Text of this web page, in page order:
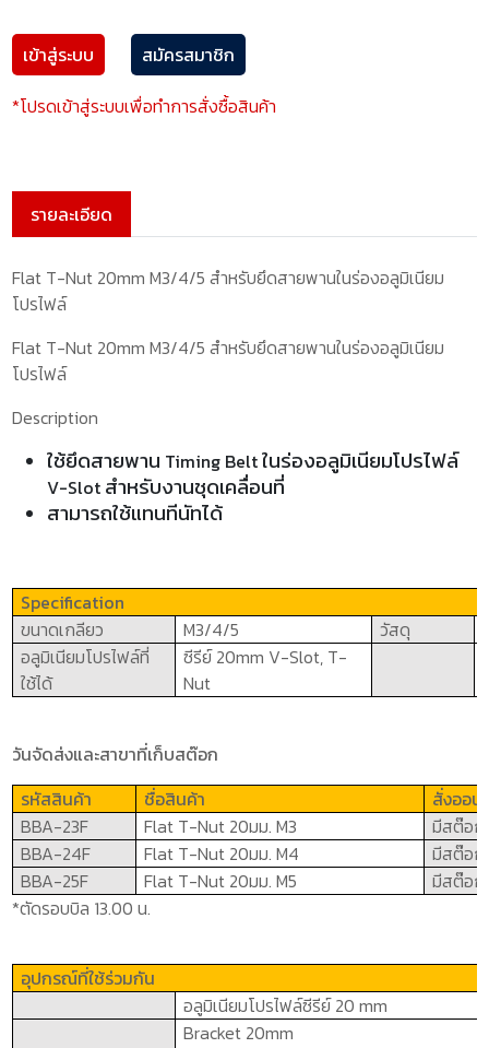
เข้าสู่ระบบ
สมัครสมาชิก
*โปรดเข้าสู่ระบบเพื่อทำการสั่งซื้อสินค้า
รายละเอียด
Flat T-Nut 20mm M3/4/5 สำหรับยึดสายพานในร่องอลูมิเนียม
โปรไฟล์
Flat T-Nut 20mm M3/4/5 สำหรับยึดสายพานในร่องอลูมิเนียม
โปรไฟล์
Description
ใช้ยึดสายพาน Timing Beltในร่องอลูมิเนียมโปรไฟล์
V-Slot สำหรับงานชุดเคลื่อนที่
สามารถใช้แทนทีนัทได้
Specification
ขนาดเกลียว
M3/4/5 วัสดุ
อลูมิเนียมโปรไฟล์ที่
ใช้ได้
ซีรีย์ 20mm V-Slot, T-
Nut
วันจัดส่งและสาขาที่เก็บสต๊อก
รหัสสินค้า
ชื่อสินค้า
สั่งออน
BBA-23F Flat T-Nut 20มม.M3
มีสต๊อ
BBA-24F Flat T-Nut 20มม.M4
มีสต๊อ
BBA-25F Flat T-Nut 20มม.M5
มีสต๊อ
*ตัดรอบบิล 13.00 น.
อุปกรณ์ที่ใช้ร่วมกัน
อลูมิเนียมโปรไฟล์ซีรีย์ 20 mm
Bracket 20mm